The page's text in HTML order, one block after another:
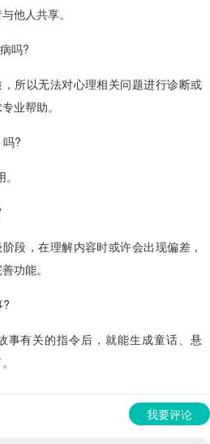
他人共享。
吗?
所以无法对心理相关问题进行诊断或
业帮助。
?
段，在理解内容时或许会出现偏差，
功能。
?
事有关的指令后，就能生成童话、悬
我要评论